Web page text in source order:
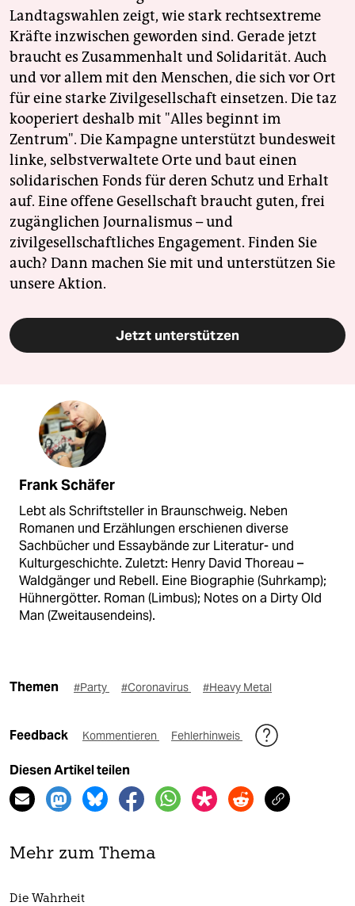
Landtagswahlen zeigt, wie stark rechtsextreme
Kräfte inzwischen geworden sind. Gerade jetzt
braucht es Zusammenhalt und Solidarität. Auch
und vor allem mit den Menschen, die sich vor Ort
für eine starke Zivilgesellschaft einsetzen. Die taz
kooperiert deshalb mit "Alles beginnt im
Zentrum". Die Kampagne unterstützt bundesweit
linke, selbstverwaltete Orte und baut einen
solidarischen Fonds für deren Schutz und Erhalt
auf. Eine offene Gesellschaft braucht guten, frei
zugänglichen Journalismus – und
zivilgesellschaftliches Engagement. Finden Sie
auch? Dann machen Sie mit und unterstützen Sie
unsere Aktion.
Jetzt unterstützen
Frank Schäfer
Lebt als Schriftsteller in Braunschweig. Neben
Romanen und Erzählungen erschienen diverse
Sachbücher und Essaybände zur Literatur- und
Kulturgeschichte. Zuletzt: Henry David Thoreau –
Waldgänger und Rebell. Eine Biographie (Suhrkamp);
Hühnergötter. Roman (Limbus); Notes on a Dirty Old
Man (Zweitausendeins).
Themen #Party #Coronavirus #Heavy Metal
Feedback Kommentieren Fehlerhinweis
Diesen Artikel teilen
Mehr zum Thema
Die Wahrheit